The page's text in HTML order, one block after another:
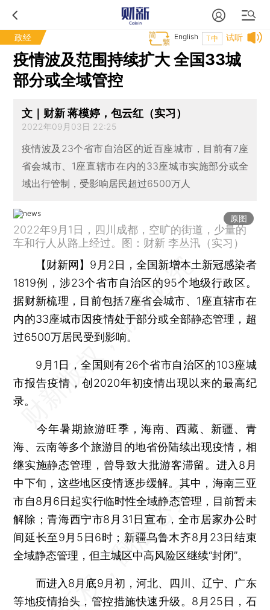
政经 试听
T中
English
疫情波及范围持续扩大 全国33城
部分或全域管控
文｜财新 蒋模婷，包云红（实习）
2022年09月03日 22:25
疫情波及23个省市自治区的近百座城市，目前有7座
省会城市、1座直辖市在内的33座城市实施部分或全
域出行管制，受影响居民超过6500万人
原图
2022年9月1日，四川成都，空旷的街道，少量的
车和行人从路上经过。图：财新 李丛汛（实习）
【财新网】 9月2日，全国新增本土新冠感染者
1819例，涉23个省市自治区的95个地级行政区。
据财新梳理，目前包括7座省会城市、1座直辖市在
内的33座城市因疫情处于部分或全部静态管理，超
过6500万居民受到影响。
9月1日，全国则有26个省市自治区的103座城
市报告疫情，创2020年初疫情出现以来的最高纪
录。
今年暑期旅游旺季，海南、西藏、新疆、青
海、云南等多个旅游目的地省份陆续出现疫情，相
继实施静态管理，曾导致大批游客滞留。进入8月
中下旬，这些地区疫情逐步缓解。其中，海南三亚
市自8月6日起实行临时性全域静态管理，目前暂未
解除；青海西宁市8月31日宣布，全市居家办公时
间延长至9月5日6时；新疆乌鲁木齐8月23日结束
全域静态管理，但主城区中高风险区继续“封闭”。
而进入8月底9月初，河北、四川、辽宁、广东
等地疫情抬头，管控措施快速升级。8月25日，石